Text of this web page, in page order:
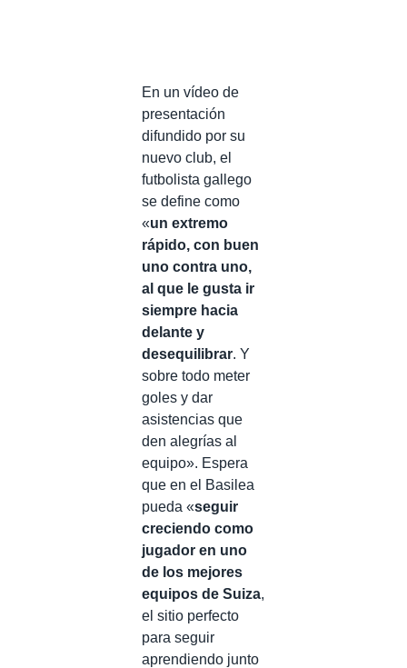
En un vídeo de
presentación
difundido por su
nuevo club, el
futbolista gallego
se define como
«un extremo
rápido, con buen
uno contra uno,
al que le gusta ir
siempre hacia
delante y
desequilibrar. Y
sobre todo meter
goles y dar
asistencias que
den alegrías al
equipo». Espera
que en el Basilea
pueda «seguir
creciendo como
jugador en uno
de los mejores
equipos de Suiza,
el sitio perfecto
para seguir
aprendiendo junto